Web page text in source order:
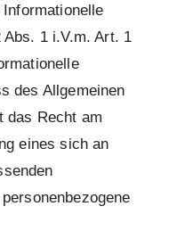
1 i.V.m. Art. 1
des Allgemeinen
das Recht am
eines sich an